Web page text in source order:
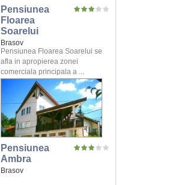
Pensiunea
Floarea
Soarelui
Brasov
Pensiunea Floarea Soarelui se
afla in apropierea zonei
comerciala principala a ...
Pensiunea
Ambra
Brasov